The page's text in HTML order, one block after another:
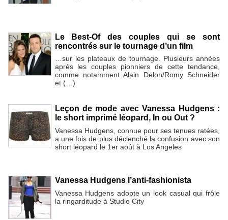
Le Best-Of des couples qui se sont
rencontrés sur le tournage d’un film
…sur les plateaux de tournage. Plusieurs années
après les couples pionniers de cette tendance,
comme notamment Alain Delon/Romy Schneider
et (…)
Leçon de mode avec Vanessa Hudgens :
le short imprimé léopard, In ou Out ?
Vanessa Hudgens, connue pour ses tenues ratées,
a une fois de plus déclenché la confusion avec son
short léopard le 1er août à Los Angeles
Vanessa Hudgens l’anti-fashionista
Vanessa Hudgens adopte un look casual qui frôle
la ringarditude à Studio City